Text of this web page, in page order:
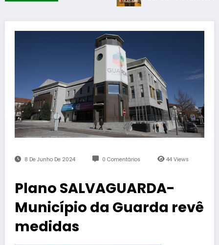
8 De Junho De 2024 0 Comentários 44Views
Plano SALVAGUARDA-
Município da Guarda revê
medidas